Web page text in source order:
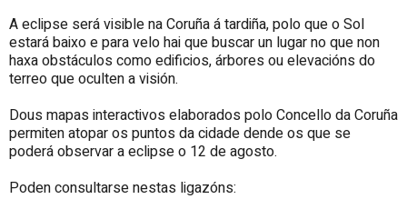
A eclipse será visible na Coruña á tardiña, polo que o Sol
estará baixo e para velo hai que buscar un lugar no que non
haxa obstáculos como edificios, árbores ou elevacións do
terreo que oculten a visión.
Dous mapas interactivos elaborados poloConcello da Coruña
permiten atopar os puntos da cidade dende os que se
poderá observar a eclipse o 12 de agosto.
Poden consultarse nestas ligazóns: